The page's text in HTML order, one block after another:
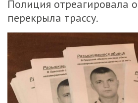
Полиция отреагировала
перекрыла трассу.